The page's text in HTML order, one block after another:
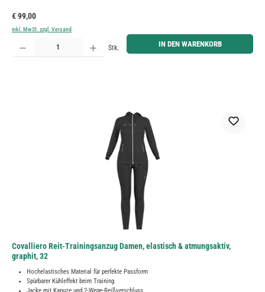
Regulärer Preis:
€ 99,00
inkl. MwSt. zzgl. Versand
Produkt Anzahl: Gib den gewünschten Wert ein oder benutze die Schaltflächen um die Anzahl zu
Stk. IN DEN WARENKORB
Covalliero Reit-Trainingsanzug Damen, elastisch & atmungsaktiv,
graphit, 32
Hochelastisches Material für perfekte Passform
Spürbarer Kühleffekt beim Training
Jacke mit Kapuze und 2-Wege-Reißverschluss